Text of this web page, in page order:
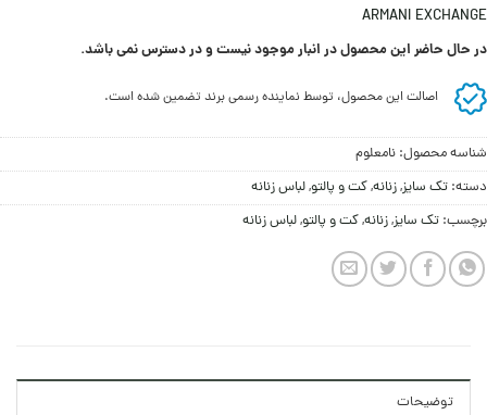
ARMANI EXCHANGE
در حال حاضر این محصول در انبار موجود نیست و در دسترس نمی باشد.
اصالت این محصول، توسط نماینده رسمی برند تضمین شده است.
شناسه محصول: نامعلوم
دسته: تک سایز,زنانه,کت و پالتو,لباس زنانه
برچسب: تک سایز,زنانه,کت و پالتو,لباس زنانه
توضیحات